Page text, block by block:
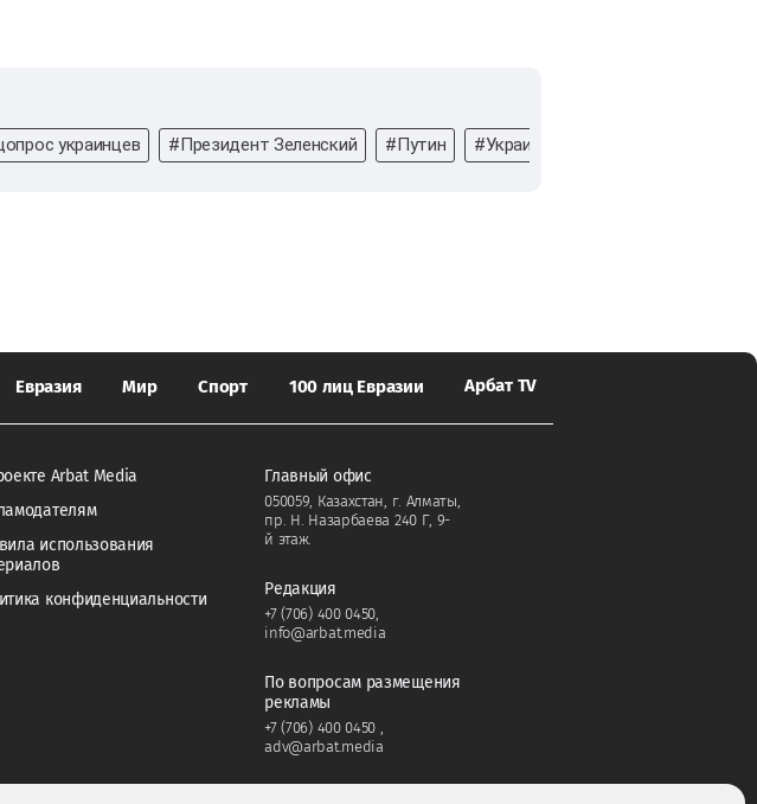
украинцев #Президент Зеленский #Путин #Украина
Евразия Мир Спорт 100 лиц Евразии Арбат TV
Arbat Media
использования
конфиденциальности
Главный офис
050059, Казахстан, г. Алматы,
пр. Н. Назарбаева 240 Г, 9-
й этаж.
Редакция
+7 (706) 400 0450
info@arbat.media
По вопросам размещения
рекламы
+7 (706) 400 0450
adv@arbat.media